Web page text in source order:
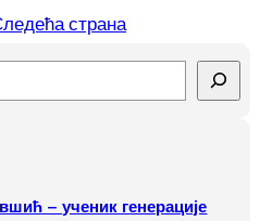
страна
– ученик генерације